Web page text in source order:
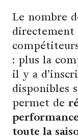
Le nombre
directement
: plus la
il y a
disponibles
permet de
toute la